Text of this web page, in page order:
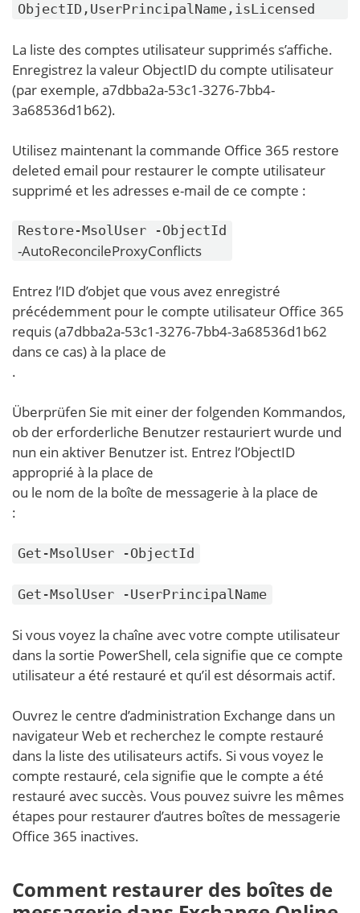
ObjectID,UserPrincipalName,isLicensed
La liste des comptes utilisateur supprimés s’affiche.
Enregistrez la valeur ObjectID du compte utilisateur
(par exemple, a7dbba2a-53c1-3276-7bb4-
3a68536d1b62).
Utilisez maintenant la commande Office 365 restore
deleted email pour restaurer le compte utilisateur
supprimé et les adresses e-mail de ce compte :
Restore-MsolUser -ObjectId
-AutoReconcileProxyConflicts
Entrez l’ID d’objet que vous avez enregistré
précédemment pour le compte utilisateur Office 365
requis (a7dbba2a-53c1-3276-7bb4-3a68536d1b62
dans ce cas) à la place de
.
Überprüfen Sie mit einer der folgenden Kommandos,
ob der erforderliche Benutzer restauriert wurde und
nun ein aktiver Benutzer ist. Entrez l’ObjectID
approprié à la place de
ou le nom de la boîte de messagerie à la place de
:
Get-MsolUser -ObjectId
Get-MsolUser -UserPrincipalName
Si vous voyez la chaîne avec votre compte utilisateur
dans la sortie PowerShell, cela signifie que ce compte
utilisateur a été restauré et qu’il est désormais actif.
Ouvrez le centre d’administration Exchange dans un
navigateur Web et recherchez le compte restauré
dans la liste des utilisateurs actifs. Si vous voyez le
compte restauré, cela signifie que le compte a été
restauré avec succès. Vous pouvez suivre les mêmes
étapes pour restaurer d’autres boîtes de messagerie
Office 365 inactives.
Comment restaurer des boîtes de